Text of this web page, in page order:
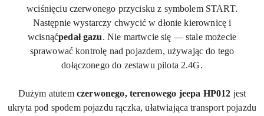
wciśnięciu czerwonego przycisku z symbolem START.
Następnie wystarczy chwycić w dłonie kierownicę i
wcisnąćpedał gazu. Nie martwcie się — stale możecie
sprawować kontrolę nad pojazdem, używając do tego
dołączonego do zestawu pilota 2.4G.
Dużym atutem czerwonego, terenowego jeepa HP012 jest
ukryta pod spodem pojazdu rączka, ułatwiająca transport pojazdu